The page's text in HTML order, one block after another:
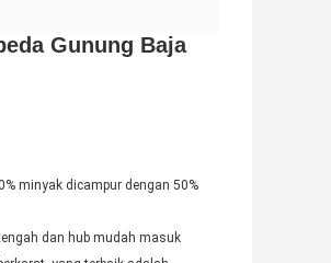
Gunung Baja
minyak dicampur dengan 50%
dan hub mudah masuk